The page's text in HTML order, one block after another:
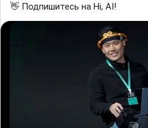
👋 Подпишитесь на Hi, AI!